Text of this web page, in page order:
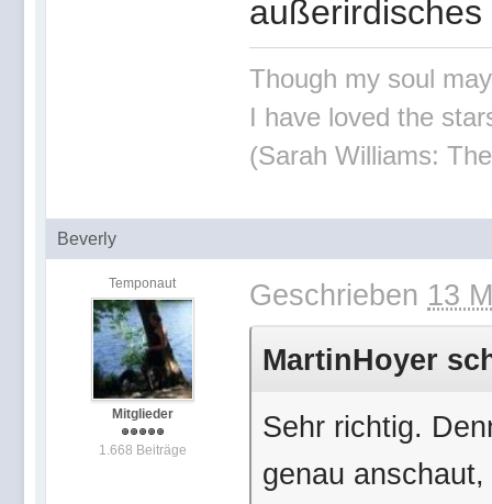
Though my soul
I have loved the
(Sarah Williams:
Beverly
Temponaut
Mitglieder
1.668 Beiträge
Geschrieben 13
MartinHoyer
Sehr richtig.
genau